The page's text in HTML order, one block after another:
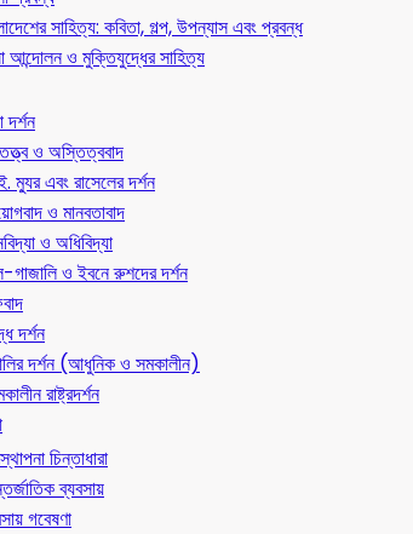
সাহিত্য: কবিতা, গল্প, উপন্যাস এবং প্রবন্ধ
আন্দোলন ও মুক্তিযুদ্ধের সাহিত্য
দর্শন
ও অস্তিত্ববাদ
ম্যুর এবং রাসেলের দর্শন
ও মানবতাবাদ
ও অধিবিদ্যা
ও ইবনে রুশদের দর্শন
দর্শন
দর্শন (আধুনিক ও সমকালীন)
রাষ্ট্রদর্শন
চিন্তাধারা
ব্যবসায়
গবেষণা